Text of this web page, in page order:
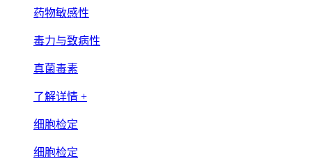
药物敏感性
毒力与致病性
真菌毒素
了解详情 +
细胞检定
细胞检定